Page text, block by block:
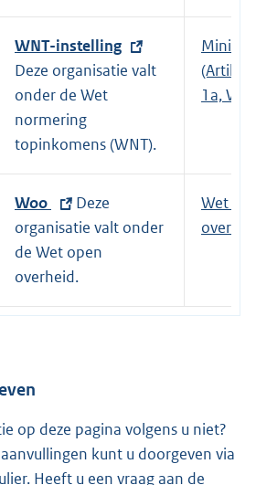
e
l
i
:
E
x
t
e
r
n
e
:
WNT-instelling
Deze organisatie valt
onder de Wet
normering
topinkomens (WNT).
Minister
(Artikel
1a,
E
x
t
e
r
i
n
k
:
Woo
Deze
organisatie valt onder
de Wet open
overheid.
Wet
op deze pagina volgens u niet?
kunt u doorgeven via
. Heeft u een vraag aan de